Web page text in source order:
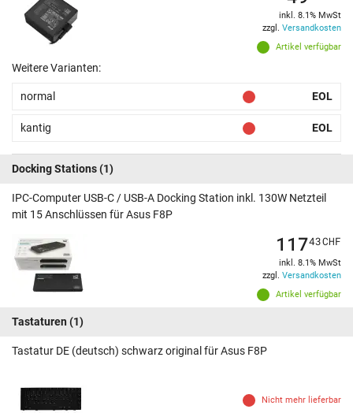
Artikel verfügbar
inkl. 8.1% MwSt
zzgl. Versandkosten
Weitere Varianten:
normal EOL
kantig EOL
Docking Stations(1)
IPC-Computer USB-C / USB-A Docking Station inkl. 130W Netzteil
mit 15 Anschlüssen für Asus F8P
Artikel verfügbar
11743CHF
inkl. 8.1% MwSt
zzgl. Versandkosten
Tastaturen (1)
Tastatur DE (deutsch) schwarz original für Asus F8P
Nicht mehr lieferbar